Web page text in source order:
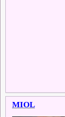
MIOL